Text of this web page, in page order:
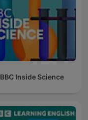
BBC Inside Science